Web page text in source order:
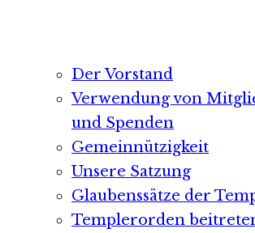
Der Vorstand
Verwendung von
und Spenden
Gemeinnützigkeit
Unsere Satzung
Glaubenssätze der
Templerorden